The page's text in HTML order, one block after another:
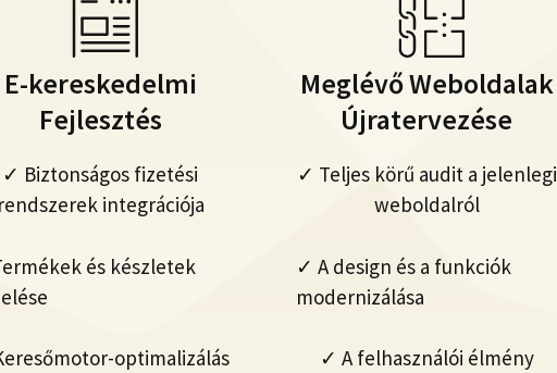
E-kereskedelmi
Fejlesztés
✓ Biztonságos fizetési
rendszerek integrációja
és készletek
optimalizálás
Meglévő Weboldalak
Újratervezése
✓ Teljes körű audit a jelenlegi
weboldalról
✓ A design és a funkciók
modernizálása
✓ A felhasználói élmény